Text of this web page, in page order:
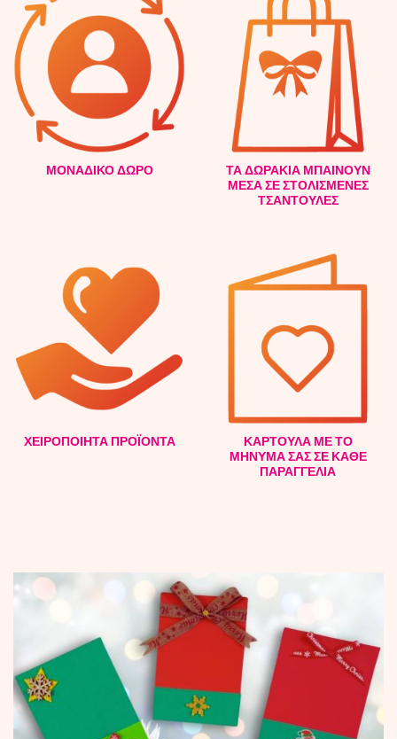
ΜΟΝΑΔΙΚΟ ΔΩΡΟ
ΤΑ ΔΩΡΑΚΙΑ ΜΠΑΙΝΟΥΝ
ΜΕΣΑ ΣΕ ΣΤΟΛΙΣΜΕΝΕΣ
ΤΣΑΝΤΟΥΛΕΣ
ΧΕΙΡΟΠΟΙΗΤΑ ΠΡΟΪΟΝΤΑ
ΚΑΡΤΟΥΛΑ ΜΕ ΤΟ
ΜΗΝΥΜΑ ΣΑΣ ΣΕ ΚΑΘΕ
ΠΑΡΑΓΓΕΛΙΑ